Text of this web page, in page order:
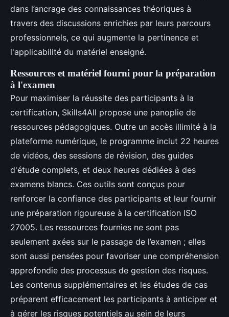
dans l’ancrage des connaissances théoriques à
travers des discussions enrichies par leurs parcours
professionnels, ce qui augmente la pertinence et
l'applicabilité du matériel enseigné.
Ressources et matériel fourni pour la préparation
à l'examen
Pour maximiser la réussite des participants à la
certification, Skills4All propose une panoplie de
ressources pédagogiques. Outre un accès illimité à la
plateforme numérique, le programme inclut 22 heures
de vidéos, des sessions de révision, des guides
d'étude complets, et deux heures dédiées à des
examens blancs. Ces outils sont conçus pour
renforcer la confiance des participants et leur fournir
une préparation rigoureuse à la certification ISO
27005. Les ressources fournies ne sont pas
seulement axées sur le passage de l’examen ; elles
sont aussi pensées pour favoriser une compréhension
approfondie des processus de gestion des risques.
Les contenus supplémentaires et les études de cas
préparent efficacement les participants à anticiper et
à gérer les risques potentiels au sein de leurs